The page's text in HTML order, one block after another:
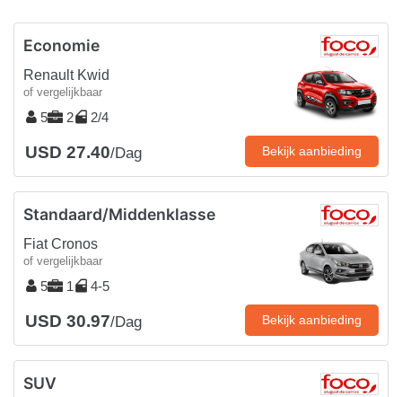
Economie
Renault Kwid
of vergelijkbaar
5 2 2/4
USD 27.40/Dag Bekijk aanbieding
Standaard/Middenklasse
Fiat Cronos
of vergelijkbaar
5 1 4-5
USD 30.97/Dag Bekijk aanbieding
SUV